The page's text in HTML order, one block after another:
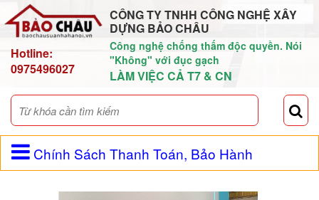
Hotline:
0975496027
CÔNG TY TNHH CÔNG NGHỆ XÂY
DỰNG BẢO CHÂU
Công nghệ chống thấm độc quyền. Nói
"Không" với đục gạch
LÀM VIỆC CẢ T7 & CN
Chính Sách Thanh Toán, Bảo Hành